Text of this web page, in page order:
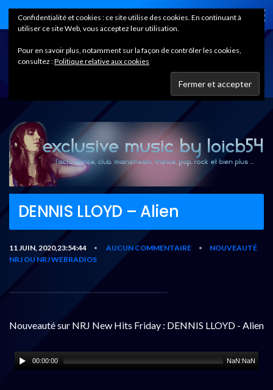
Home
DENNIS LLOYD – Alien
11 JUIN, 2020,23:54:44 • AUCUN COMMENTAIRE •
NOUVEAUTÉ
NRJ OU NRJ WEBRADIOS
Nouveauté sur NRJ New Hits Friday : DENNIS LLOYD - Alien
00:00:00 NaN:NaN
Confidentialité et cookies : ce site utilise des cookies. En continuant à
utiliser ce site Web, vous acceptez leur utilisation.
Pour en savoir plus, notamment sur la façon de contrôler les cookies,
consultez :Politique relative aux cookies